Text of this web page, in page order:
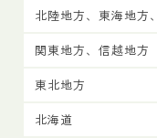
北陸地方、東海地方
関東地方、信越地方
東北地方
北海道